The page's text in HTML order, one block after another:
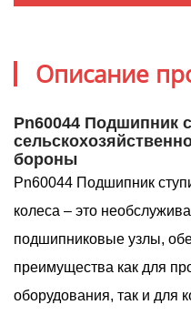
Описание
Pn60044 Подшипник
бороны
Pn60044 Подшипник
колеса – это
подшипниковые узлы,
преимущества как для
оборудования, так и для